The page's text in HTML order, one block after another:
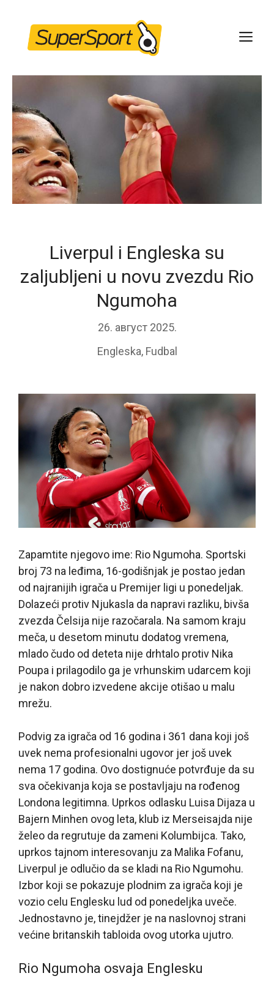
content
Liverpul i Engleska su
zaljubljeni u novu zvezdu Rio
Ngumoha
26. август 2025.
Engleska, Fudbal
Zapamtite njegovo ime: Rio Ngumoha. Sportski
broj 73 na leđima, 16-godišnjak je postao jedan
od najranijih igrača u Premijer ligi u ponedeljak.
Dolazeći protiv Njukasla da napravi razliku, bivša
zvezda Čelsija nije razočarala. Na samom kraju
meča, u desetom minutu dodatog vremena,
mlado čudo od deteta nije drhtalo protiv Nika
Poupa i prilagodilo ga je vrhunskim udarcem koji
je nakon dobro izvedene akcije otišao u malu
mrežu.
Podvig za igrača od 16 godina i 361 dana koji još
uvek nema profesionalni ugovor jer još uvek
nema 17 godina. Ovo dostignuće potvrđuje da su
sva očekivanja koja se postavljaju na rođenog
Londona legitimna. Uprkos odlasku Luisa Dijaza u
Bajern Minhen ovog leta, klub iz Merseisajda nije
želeo da regrutuje da zameni Kolumbijca. Tako,
uprkos tajnom interesovanju za Malika Fofanu,
Liverpul je odlučio da se kladi na Rio Ngumohu.
Izbor koji se pokazuje plodnim za igrača koji je
vozio celu Englesku lud od ponedeljka uveče.
Jednostavno je, tinejdžer je na naslovnoj strani
većine britanskih tabloida ovog utorka ujutro.
Rio Ngumoha osvaja Englesku